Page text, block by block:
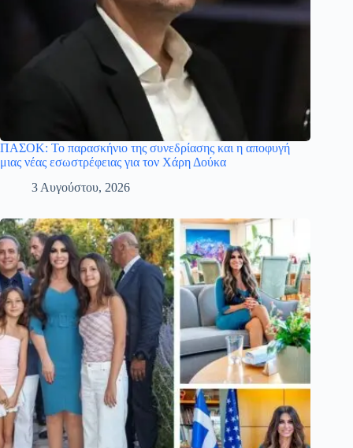
ΠΑΣΟΚ: Το παρασκήνιο της συνεδρίασης και η αποφυγή
μιας νέας εσωστρέφειας για τον Χάρη Δούκα
3 Αυγούστου, 2026